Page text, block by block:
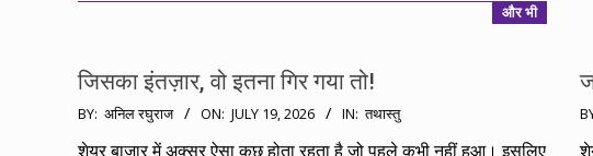
और भी
जिसका इंतज़ार, वो इतना गिर गया तो!
2026-
07-
BY: अनिल रघुराज ON: JULY 19, 2026 IN: तथास्तु
शेयर बाज़ार में अक्सर ऐसा कुछ होता रहता है जो पहले कभी नहीं हुआ। इसलिए
07-